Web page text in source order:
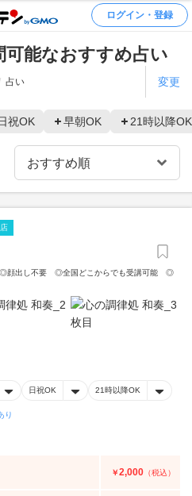
ログイン・登録
可能なおすすめ占い
占い 変更
祝OK 早朝OK 21時以降OK
◎顔出し不要 ◎全国どこからでも受講可能 ◎
日祝OK 21時以降OK
り
￥2,000 （税込）